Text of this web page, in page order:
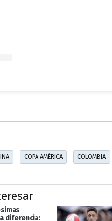
COPA AMÉRICA COLOMBIA
diferencia: